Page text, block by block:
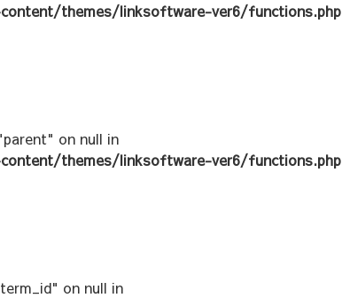
themes/linksoftware-ver6/functions.php
on null in
themes/linksoftware-ver6/functions.php
on null in